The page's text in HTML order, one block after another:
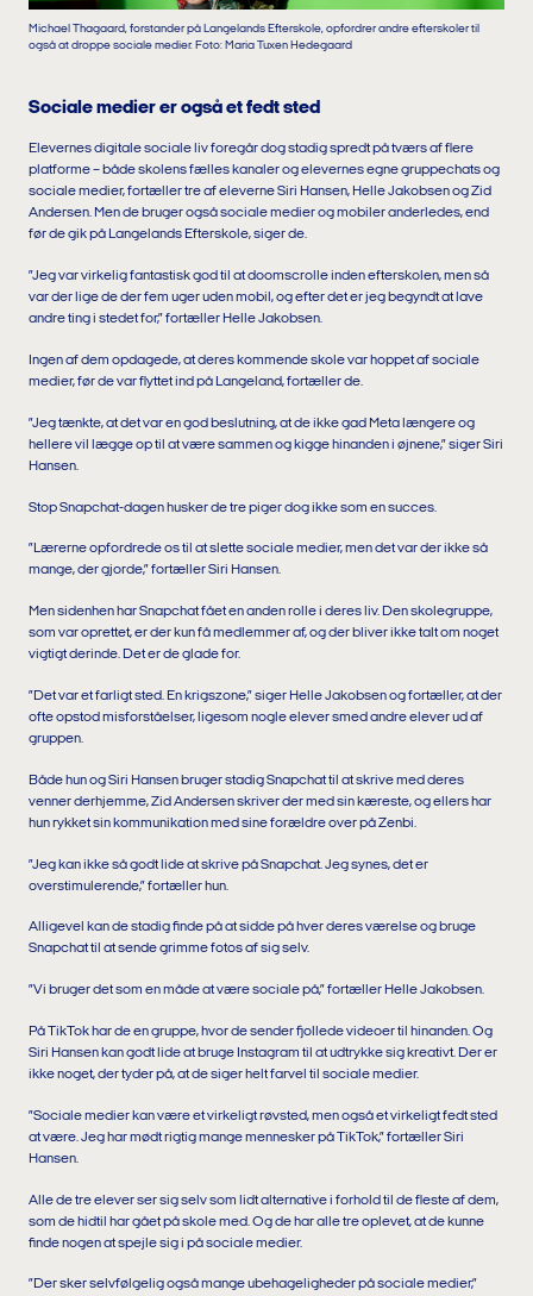
Michael Thagaard, forstander på Langelands Efterskole, opfordrer andre efterskoler til
også at droppe sociale medier. Foto: Maria Tuxen Hedegaard
Sociale medier er også et fedt sted
Elevernes digitale sociale liv foregår dog stadig spredt på tværs af flere
platforme – både skolens fælles kanaler og elevernes egne gruppechats og
sociale medier, fortæller tre af eleverne Siri Hansen, Helle Jakobsen og Zid
Andersen. Men de bruger også sociale medier og mobiler anderledes, end
før de gik på Langelands Efterskole, siger de.
”Jeg var virkelig fantastisk god til at doomscrolle inden efterskolen, men så
var der lige de der fem uger uden mobil, og efter det er jeg begyndt at lave
andre ting i stedet for,” fortæller Helle Jakobsen.
Ingen af dem opdagede, at deres kommende skole var hoppet af sociale
medier, før de var flyttet ind på Langeland, fortæller de.
”Jeg tænkte, at det var en god beslutning, at de ikke gad Meta længere og
hellere vil lægge op til at være sammen og kigge hinanden i øjnene,” siger Siri
Hansen.
Stop Snapchat-dagen husker de tre piger dog ikke som en succes.
”Lærerne opfordrede os til at slette sociale medier, men det var der ikke så
mange, der gjorde,” fortæller Siri Hansen.
Men sidenhen har Snapchat fået en anden rolle i deres liv. Den skolegruppe,
som var oprettet, er der kun få medlemmer af, og der bliver ikke talt om noget
vigtigt derinde. Det er de glade for.
”Det var et farligt sted. En krigszone,” siger Helle Jakobsen og fortæller, at der
ofte opstod misforståelser, ligesom nogle elever smed andre elever ud af
gruppen.
Både hun og Siri Hansen bruger stadig Snapchat til at skrive med deres
venner derhjemme, Zid Andersen skriver der med sin kæreste, og ellers har
hun rykket sin kommunikation med sine forældre over på Zenbi.
”Jeg kan ikke så godt lide at skrive på Snapchat. Jeg synes, det er
overstimulerende,” fortæller hun.
Alligevel kan de stadig finde på at sidde på hver deres værelse og bruge
Snapchat til at sende grimme fotos af sig selv.
”Vi bruger det som en måde at være sociale på,” fortæller Helle Jakobsen.
På TikTok har de en gruppe, hvor de sender fjollede videoer til hinanden. Og
Siri Hansen kan godt lide at bruge Instagram til at udtrykke sig kreativt. Der er
ikke noget, der tyder på, at de siger helt farvel til sociale medier.
”Sociale medier kan være et virkeligt røvsted, men også et virkeligt fedt sted
at være. Jeg har mødt rigtig mange mennesker på TikTok,” fortæller Siri
Hansen.
Alle de tre elever ser sig selv som lidt alternative i forhold til de fleste af dem,
som de hidtil har gået på skole med. Og de har alle tre oplevet, at de kunne
finde nogen at spejle sig i på sociale medier.
”Der sker selvfølgelig også mange ubehageligheder på sociale medier,”